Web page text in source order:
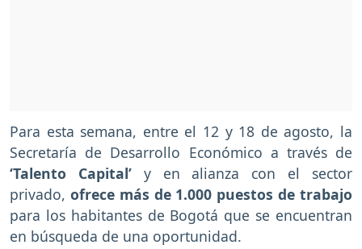
Para esta semana, entre el 12 y 18 de agosto, la
Secretaría de Desarrollo Económico a través de
‘Talento Capital’ y en alianza con el sector
privado, ofrece más de 1.000 puestos de trabajo
para los habitantes de Bogotá que se encuentran
en búsqueda de una oportunidad.